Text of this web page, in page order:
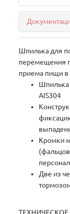
Шпилька для
перемещения
приема пищи в
Шпилька
AIS304
Кромки
Две из